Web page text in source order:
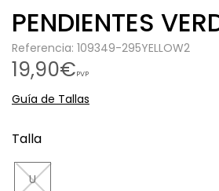
PENDIENTES
Referencia: 109349-295YELLOW2
19,90€PVP
Guía de Tallas
Talla
U